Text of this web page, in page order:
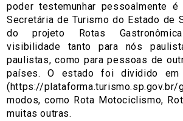
poder testemunhar pessoalmente
Secretária de Turismo do Estado de
do projeto Rotas
visibilidade tanto para nós
paulistas, como para pessoas de
países. O estado foi dividido em
(https://
modos, como Rota Motociclismo,
muitas outras.